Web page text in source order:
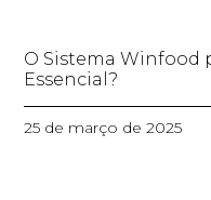
O Sistema Winfood
Essencial?
25 de março de 2025